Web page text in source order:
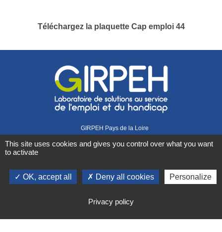
Téléchargez la plaquette Cap emploi 44
GIRPEH Pays de la Loire
44000 Nantes
Retrouvez-nous sur
Mentions légales Gestion des cookies
Contact
This site uses cookies and gives you control over what you want
to activate
OK, accept all Deny all cookies Personalize
Privacy policy